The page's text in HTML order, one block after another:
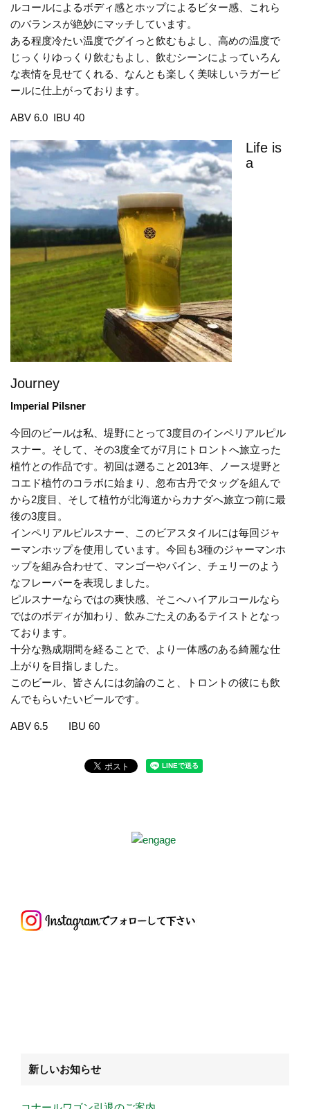
ルコールによるボディ感とホップによるビター感、これら
のバランスが絶妙にマッチしています。
ある程度冷たい温度でグイっと飲むもよし、高めの温度で
じっくりゆっくり飲むもよし、飲むシーンによっていろん
な表情を見せてくれる、なんとも楽しく美味しいラガービ
ールに仕上がっております。
ABV 6.0 IBU 40
Life is
a
Journey
Imperial Pilsner
今回のビールは私、堤野にとって3度目のインペリアルピル
スナー。そして、その3度全てが7月にトロントへ旅立った
植竹との作品です。初回は遡ること2013年、ノース堤野と
コエド植竹のコラボに始まり、忽布古丹でタッグを組んで
から2度目、そして植竹が北海道からカナダへ旅立つ前に最
後の3度目。
インペリアルピルスナー、このビアスタイルには毎回ジャ
ーマンホップを使用しています。今回も3種のジャーマンホ
ップを組み合わせて、マンゴーやパイン、チェリーのよう
なフレーバーを表現しました。
ピルスナーならではの爽快感、そこへハイアルコールなら
ではのボディが加わり、飲みごたえのあるテイストとなっ
ております。
十分な熟成期間を経ることで、より一体感のある綺麗な仕
上がりを目指しました。
このビール、皆さんには勿論のこと、トロントの彼にも飲
んでもらいたいビールです。
ABV 6.5 IBU 60
新しいお知らせ